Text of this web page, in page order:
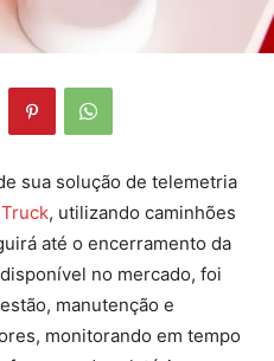
sua solução de telemetria
, utilizando caminhões
até o encerramento da
no mercado, foi
manutenção e
monitorando em tempo